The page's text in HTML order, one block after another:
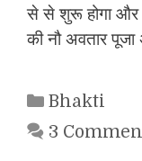
से से शुरू होगा और
की नौ अवतार
Categories
Bhakti
3